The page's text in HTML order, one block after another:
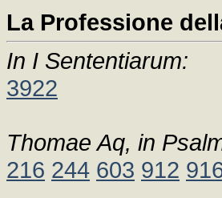
La Professione
In I Sententiarum:
3922
Thomae Aq, in
216 244 603 912